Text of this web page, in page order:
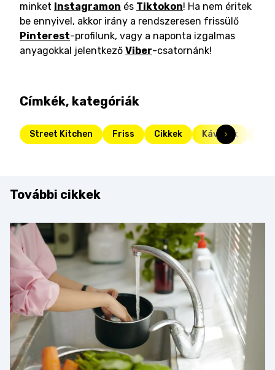
minket Instagramon és Tiktokon! Ha nem éritek
be ennyivel, akkor irány a rendszeresen frissülő
Pinterest-profilunk, vagy a naponta izgalmas
anyagokkal jelentkező Viber-csatornánk!
Címkék, kategóriák
Street Kitchen Friss Cikkek Kávézók
További cikkek